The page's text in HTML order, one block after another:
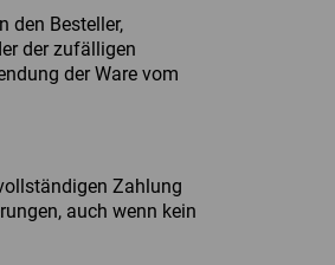
den Besteller,
der zufälligen
der Ware vom
Zahlung
auch wenn kein